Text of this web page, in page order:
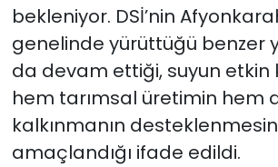
bekleniyor. DSİ’nin
genelinde yürüttüğü benzer
da devam ettiği, suyun etkin
hem tarımsal üretimin hem
kalkınmanın
amaçlandığı ifade edildi.